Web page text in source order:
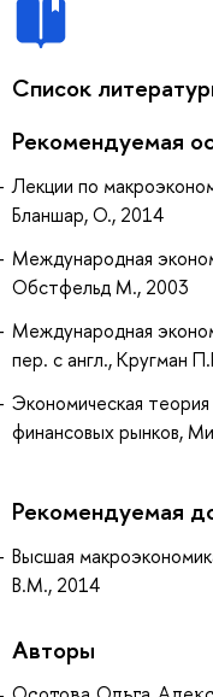
Список
Рекомендуемая
Лекции по
Бланшар, О., 2014
Международная
Обстфельд М., 2003
Международная
пер. с англ., Кругман
Экономическая теория
финансовых рынков,
Рекомендуемая
Высшая
В.М., 2014
Авторы